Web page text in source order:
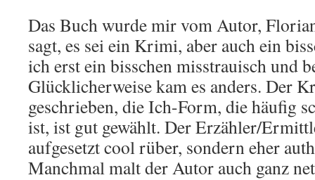
Das Buch wurde mir vom Autor,
sagt, es sei ein Krimi, aber auch ein
ich erst ein bisschen misstrauisch und
Glücklicherweise kam es anders. Der
geschrieben, die Ich-Form, die häufig
ist, ist gut gewählt. Der Erzähler/
aufgesetzt cool rüber, sondern eher
Manchmal malt der Autor auch ganz